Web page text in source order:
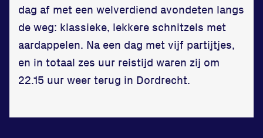
dag af met een welverdiend avondeten langs
de weg: klassieke, lekkere schnitzels met
aardappelen. Na een dag met vijf partijtjes,
en in totaal zes uur reistijd waren zij om
22.15 uur weer terug in Dordrecht.